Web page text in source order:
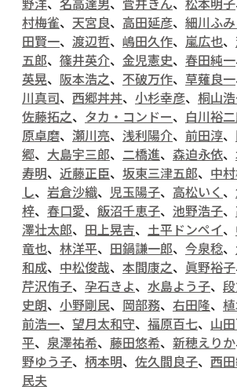
村梅雀、 天宮良、 高田延彦、 細川ふみ
田賢一、 渡辺哲、 嶋田久作、 嵐広也、
五郎、 篠井英介、 金児憲史、 春田純一
英晃、 阪本浩之、 不破万作、 草薙良一
川真司、 西郷丼丼、 小杉幸彦、 桐山
佐藤拓之、 タカ・コンドー、 白川裕
原卓磨、 瀬川亮、 浅利陽介、 前田淳、
郷、 大島宇三郎、 二橋進、 森迫永依、
寿明、 近藤正臣、 坂東三津五郎、 中
し、 岩倉沙織、 児玉陽子、 高松いく 、
梓、 春口愛、 飯沼千恵子、 池野浩子、
澤壮太郎、 田上晃吉、 土平ドンペイ、
竜也、 林洋平、 田鍋謙一郎、 今泉稔、
和成、 中松俊哉、 本間康之、 眞野裕子
芹沢侑子、 孕石きよ、 水島よう子、
史朗、 小野剛民、 岡部務、 右田隆、
前浩一、 望月太和守、 福原百七、 山
平、 泉澤祐希、 藤田悠希、 新穂えりか
野ゆう子、 柄本明、 佐久間良子、 西
民夫